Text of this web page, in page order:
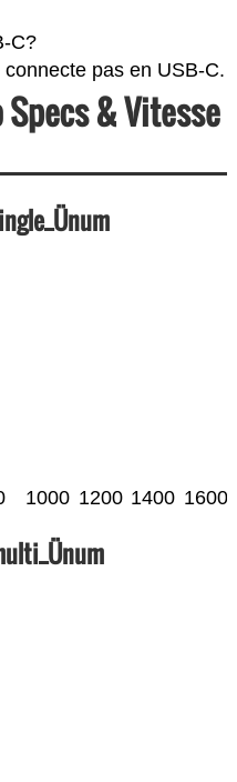
C?
pas en USB-C.
Specs & Vitesse
1000 1200 1400 1600